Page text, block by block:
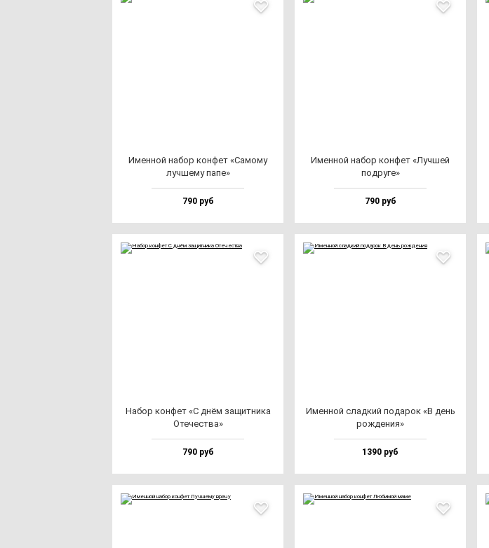
Имен­ной на­бор кон­фет «Само­му
луч­ше­му па­пе»
790 руб
Имен­ной на­бор кон­фет «Луч­шей
под­ру­ге»
790 руб
Набор кон­фет «С днём за­щит­ни­ка
Оте­чес­тва»
790 руб
Имен­ной слад­кий по­да­рок «В день
рож­де­ния»
1390 руб